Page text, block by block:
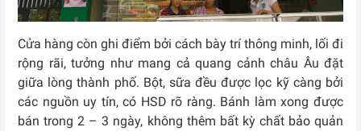
Cửa hàng còn ghi điểm bởi cách bày trí thông minh, lối đi
rộng rãi, tưởng như mang cả quang cảnh châu Âu đặt
giữa lòng thành phố. Bột, sữa đều được lọc kỹ càng bởi
các nguồn uy tín, có HSD rõ ràng. Bánh làm xong được
bán trong 2 – 3 ngày, không thêm bất kỳ chất bảo quản